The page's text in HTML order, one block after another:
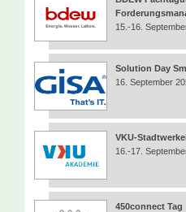
15.-16.
Solution Day
16. September
VKU-
16.-17.
450connect Tag